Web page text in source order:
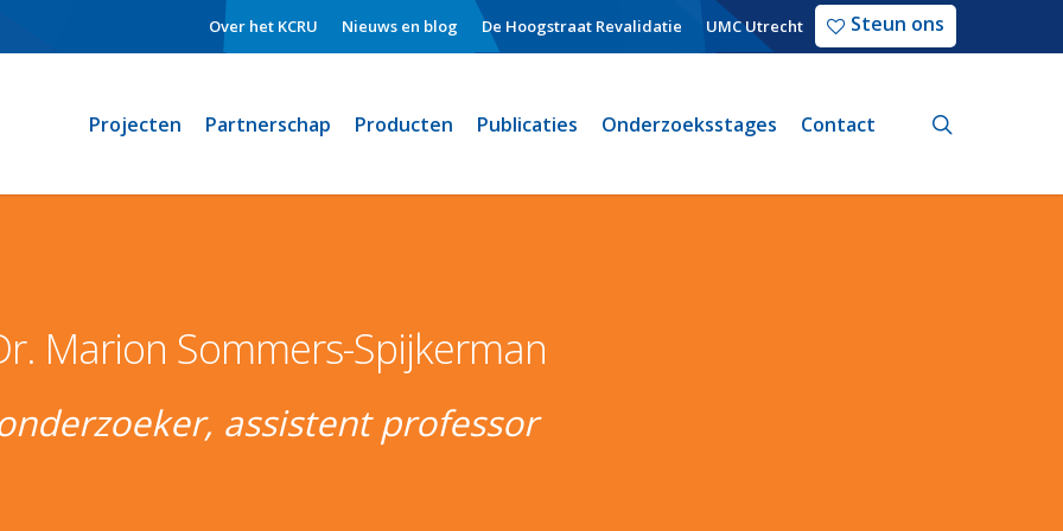
Over het KCRU Nieuws en blog De Hoogstraat Revalidatie UMC Utrecht Steun ons
Projecten Partnerschap Producten Publicaties Onderzoeksstages Contact
Marion Sommers-Spijkerman
assistent professor